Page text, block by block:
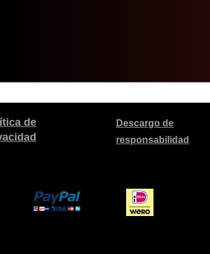
de
Descargo de
responsabilidad